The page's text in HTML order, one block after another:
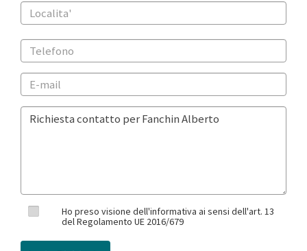
Ho preso visione dell'informativa ai sensi dell'art. 13
del Regolamento UE 2016/679